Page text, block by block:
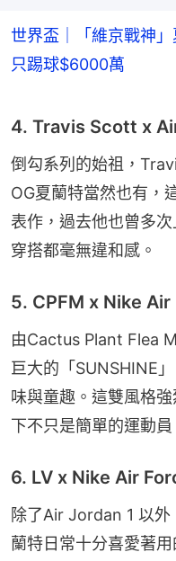
世界盃｜「維京戰神
只踢球$6000萬
4. Travis Scott x
倒勾系列的始祖，
OG夏蘭特當然也有，
表作，過去他也曾多
穿搭都毫無違和感。
5. CPFM x Nike Air
由Cactus Plant Flea
巨大的「SUNSHINE
味與童趣。這雙風格
下不只是簡單的運動
6. LV x Nike Air
除了Air Jordan 1 以
蘭特日常十分喜愛著